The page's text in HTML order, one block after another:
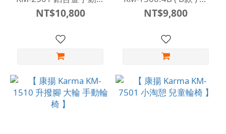
椅 】
NT$10,800
動輪椅 】
NT$9,800